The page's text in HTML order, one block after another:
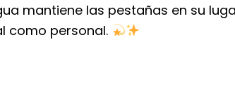
mantiene las pestañas en su
como personal.